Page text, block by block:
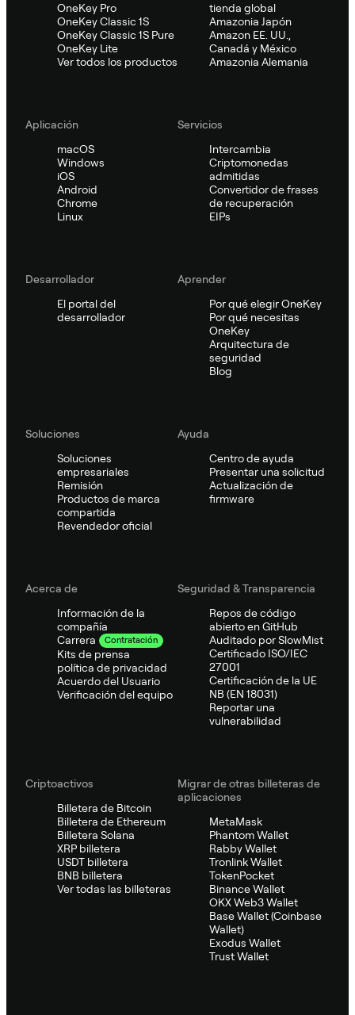
OneKey Pro
OneKey Classic 1S
OneKey Classic 1S Pure
OneKey Lite
Ver todos los productos
tienda global
Amazonia Japón
Amazon EE. UU.,
Canadá y México
Amazonia Alemania
Aplicación
macOS
Windows
iOS
Android
Chrome
Linux
Servicios
Intercambia
Criptomonedas
admitidas
Convertidor de frases
de recuperación
EIPs
Desarrollador
El portal del
desarrollador
Aprender
Por qué elegir OneKey
Por qué necesitas
OneKey
Arquitectura de
seguridad
Blog
Soluciones
Soluciones
empresariales
Remisión
Productos de marca
compartida
Revendedor oficial
Ayuda
Centro de ayuda
Presentar una solicitud
Actualización de
firmware
Acerca de
Información de la
compañía
Carrera
Contratación
Kits de prensa
política de privacidad
Acuerdo del Usuario
Verificación del equipo
Seguridad & Transparencia
Repos de código
abierto en GitHub
Auditado por SlowMist
Certificado ISO/IEC
27001
Certificación de la UE
NB (EN 18031)
Reportar una
vulnerabilidad
Criptoactivos
Billetera de Bitcoin
Billetera de Ethereum
Billetera Solana
XRP billetera
USDT billetera
BNB billetera
Ver todas las billeteras
Migrar de otras billeteras de
aplicaciones
MetaMask
Phantom Wallet
Rabby Wallet
Tronlink Wallet
TokenPocket
Binance Wallet
OKX Web3 Wallet
Base Wallet (Coinbase
Wallet)
Exodus Wallet
Trust Wallet